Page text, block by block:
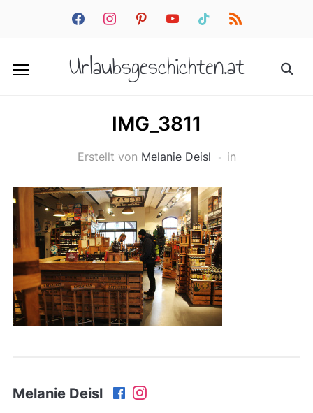
facebookinstagrampinterestyoutube tiktok rss
Urlaubsgeschichten.at
IMG_3811
Erstellt von Melanie Deisl in
Melanie Deisl